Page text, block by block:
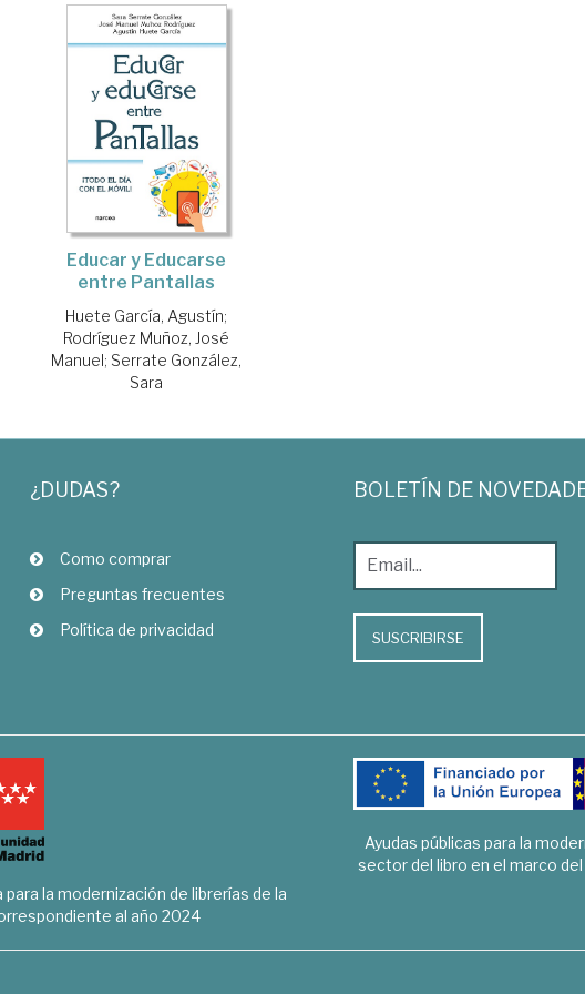
Educar y Educarse
entre Pantallas
Huete García, Agustín;
Rodríguez Muñoz, José
Manuel; Serrate González,
Sara
¿DUDAS?
Como comprar
Preguntas frecuentes
Política de privacidad
BOLETÍN DE
SUSCRIBIRSE
la modernización de librerías de la
al año 2024
Ayudas públicas para la
sector del libro en el marco